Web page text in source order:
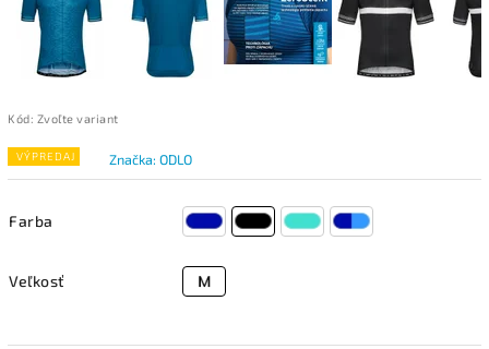
Kód: Zvoľte variant
VÝPREDAJ Značka: ODLO
Farba
Veľkosť